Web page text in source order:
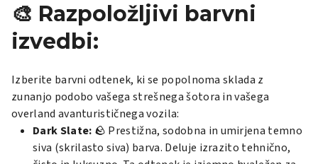
🎨 Razpoložljivi barvni
izvedbi:
Izberite barvni odtenek, ki se popolnoma sklada z
zunanjo podobo vašega strešnega šotora in vašega
overland avanturističnega vozila:
Dark Slate: 🪨 Prestižna, sodobna in umirjena temno
siva (skrilasto siva) barva. Deluje izrazito tehnično,